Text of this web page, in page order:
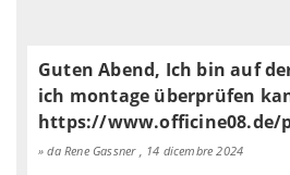
Guten Abend, Ich bin auf
ich montage überprüfen
https://www.officine08.de/
da Rene Gassner , 14 dicembre 2024